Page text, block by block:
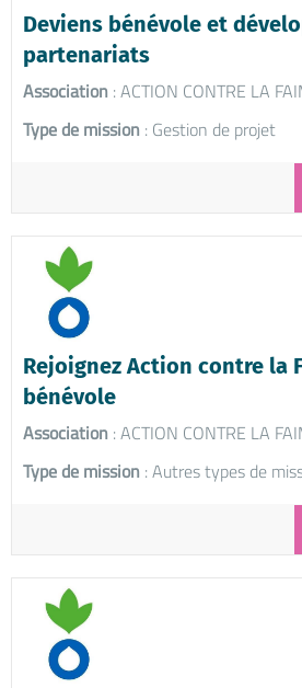
Deviens bénévole et
partenariats
Association : ACTION CONTRE LA
Type de mission : Gestion de projet
Rejoignez Action contre la
bénévole
Association : ACTION CONTRE LA
Type de mission : Autres types de